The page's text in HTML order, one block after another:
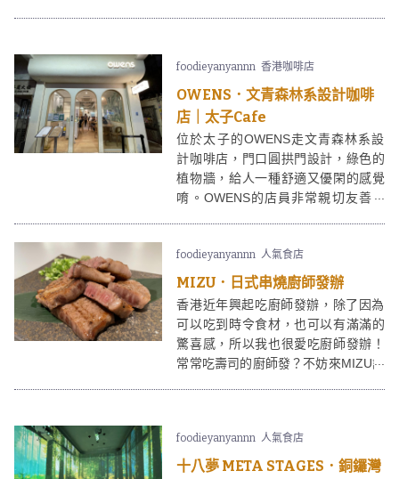
foodieyanyannn 香港咖啡店
OWENS．文青森林系設計咖啡
店｜太子Cafe
位於太子的OWENS走文青森林系設
計咖啡店，門口圓拱門設計，綠色的
植物牆，給人一種舒適又優閑的感覺
唷。OWENS的店員非常親切友善，
foodieyanyannn 人氣食店
MIZU．日式串燒廚師發辦
香港近年興起吃廚師發辦，除了因為
可以吃到時令食材，也可以有滿滿的
驚喜感，所以我也很愛吃廚師發辦！
常常吃壽司的廚師發？不妨來MIZU試
工咖啡和玩味十足的調酒飲品。
foodieyanyannn 人氣食店
十八夢 META STAGES．銅鑼灣